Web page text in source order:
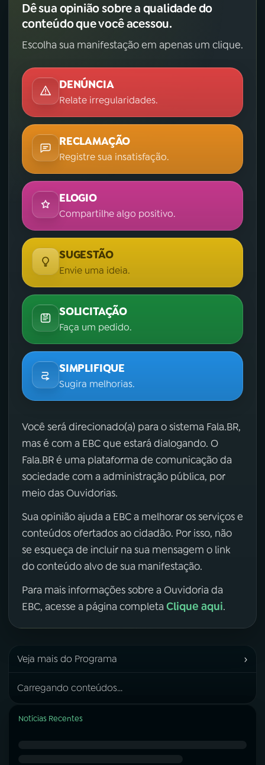
Dê sua opinião sobre a qualidade do
conteúdo que você acessou.
Escolha sua manifestação em apenas um clique.
DENÚNCIA
Relate irregularidades.
RECLAMAÇÃO
Registre sua insatisfação.
ELOGIO
Compartilhe algo positivo.
SUGESTÃO
Envie uma ideia.
SOLICITAÇÃO
Faça um pedido.
SIMPLIFIQUE
Sugira melhorias.
Você será direcionado(a) para o sistema Fala.BR,
mas é com a EBC que estará dialogando. O
Fala.BR é uma plataforma de comunicação da
sociedade com a administração pública, por
meio das Ouvidorias.
Sua opinião ajuda a EBC a melhorar os serviços e
conteúdos ofertados ao cidadão. Por isso, não
se esqueça de incluir na sua mensagem o link
do conteúdo alvo de sua manifestação.
Para mais informações sobre a Ouvidoria da
EBC, acesse a página completa Clique aqui.
Veja mais do Programa ›
Carregando conteúdos...
Notícias Recentes